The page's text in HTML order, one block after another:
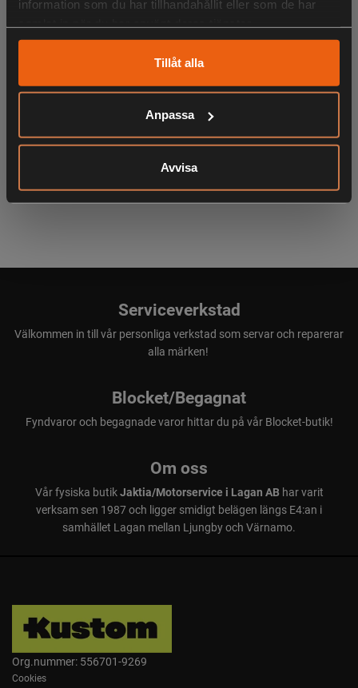
information som du har tillhandahållit eller som de har
Tillåt alla
Anpassa
Avvisa
KÖPS OFTA TILLSAMMANS
ANDRA HAR OCKSÅ TITTAT PÅ
Serviceverkstad
Välkommen in till vår personliga verkstad som servar och reparerar
alla märken!
Blocket/Begagnat
Fyndvaror och begagnade varor hittar du på vår Blocket-butik!
Om oss
Vår fysiska butikJaktia/Motorservice i Lagan ABhar varit
verksam sen 1987 och ligger smidigt belägen längs E4:an i
samhället Lagan mellan Ljungby och Värnamo.
Org.nummer: 556701-9269
Cookies